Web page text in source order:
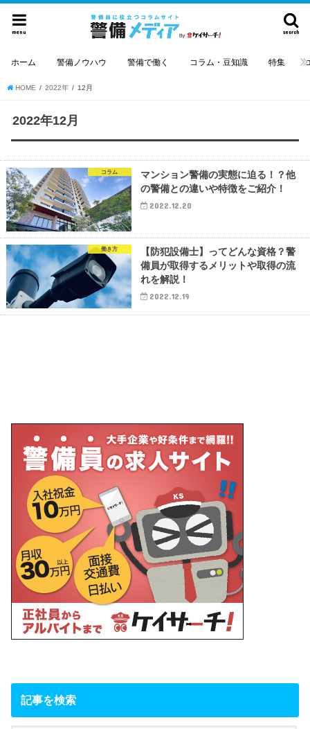
search
menu
ホーム 警備ノウハウ 警備で働く コラム・豆知識 特集
HOME 2022年 12月
2022年12月
コラム
マンション警備の実態に迫る！？他
の警備との違いや特徴をご紹介！
2022.12.20
働き方
【防犯設備士】ってどんな資格？警
備員が取得するメリットや取得の流
れを解説！
2022.12.19
記事を検索